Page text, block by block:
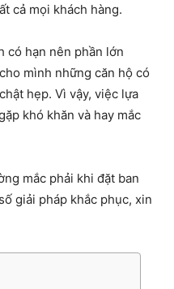
cả mọi khách hàng.
có hạn nên phần lớn
mình những căn hộ có
hẹp. Vì vậy, việc lựa
khó khăn và hay mắc
mắc phải khi đặt ban
giải pháp khắc phục, xin